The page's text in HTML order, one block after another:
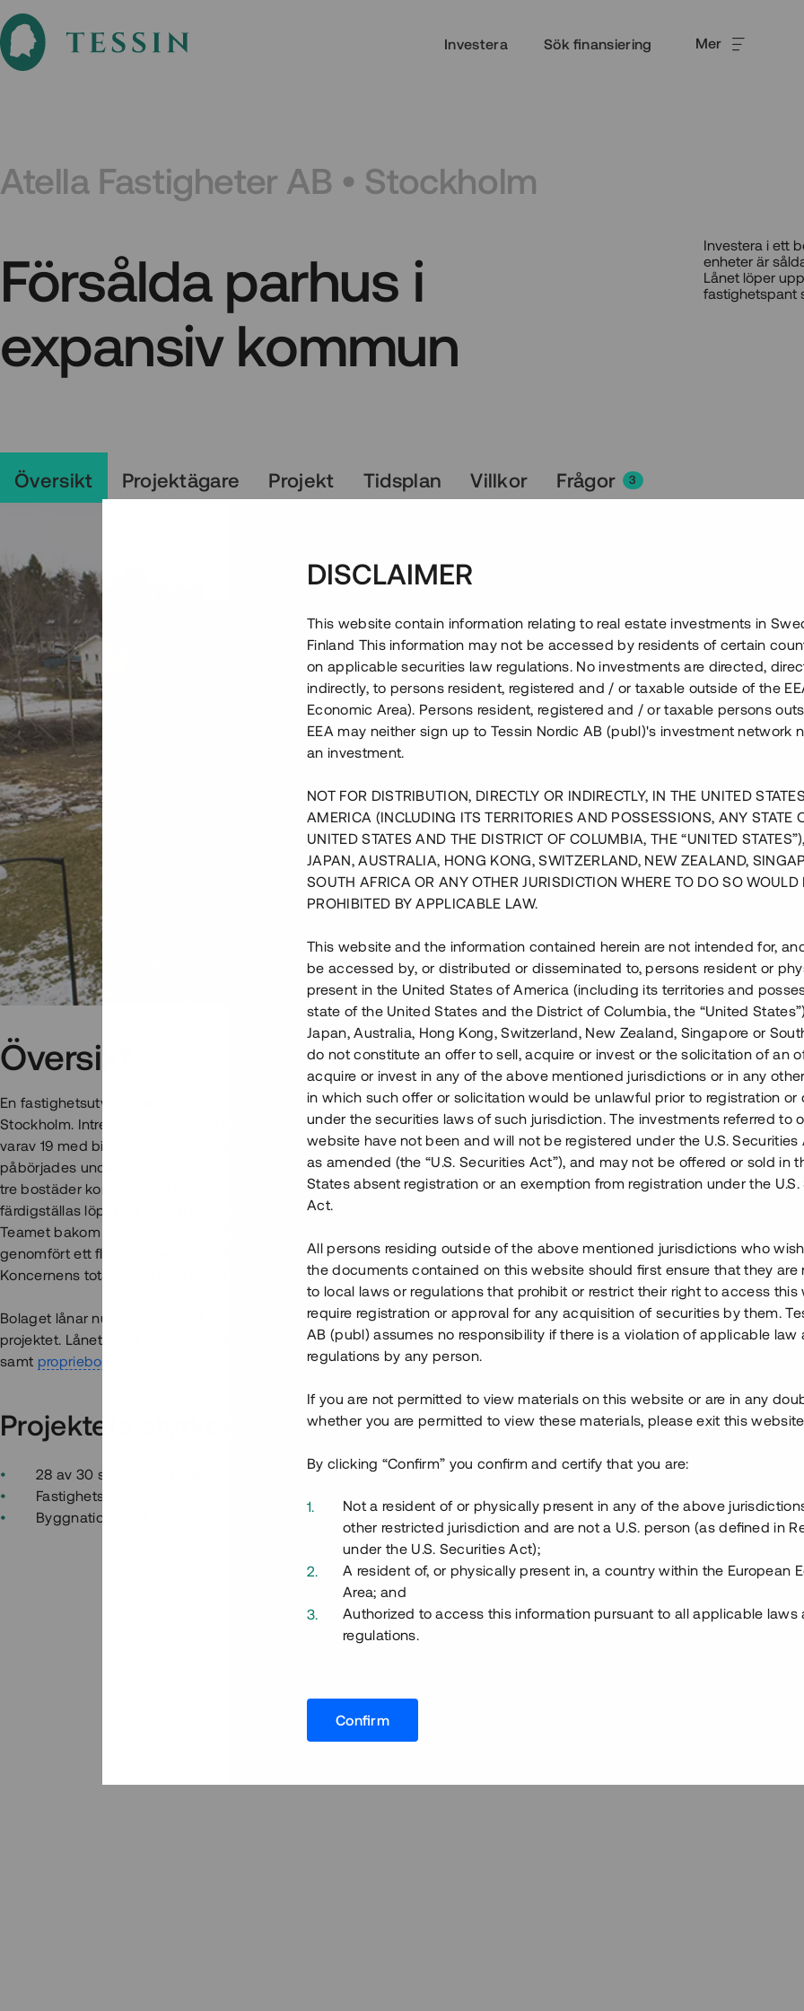
Investera Sök finansiering Mer
Atella Fastigheter AB • Stockholm
Försålda parhus i
expansiv kommun
Investera i ett
enheter är
Lånet löper
fastighetspant
Översikt Projektägare Projekt Tidsplan Villkor Frågor 3
Översikt
En fastighetsutvecklare uppför totalt 30 bostadsrätter i Huddinge strax söder om
Stockholm. Intresset för projektet har varit stort och i dagsläget är 28 av 30 enheter sålda,
varav 19 med bindande förhandsavtal samt 9 med upplåtelseavtal. Byggnationen
påbörjades under 2018 och tre bostadsrätter är klara och tillträdda av köparna. Ytterligare
tre bostäder kommer att stå inflyttningsklara under Q2 2019. Resterande enheter väntas
färdigställas löpande fram till våren 2020.
Teamet bakom bolaget har mångårig erfarenhet från fastighetsutvecklingsprojekt och har
genomfört ett flertal projekt i Stockholmsområdet, bland annat i Älvsjö och Sollentuna.
Koncernens totala tillgångar uppgick till ca 115 mkr vid utgången av 2018.
Bolaget lånar nu in 12 mkr med möjlighet till överteckning upp till 19 mkr för att delfinansiera
projektet. Lånet löper upp till 17 mån med 9 % årsränta och säkerställs medfastighetspant
samt proprieborgen
Projektets styrkor
28 av 30 sålt med bindande förhandsavtal
Fastighetspant
Byggnation pågår
DISCLAIMER
This website contain information relating to real estate investments in
Finland This information may not be accessed by residents of certain
on applicable securities law regulations. No investments are directed,
indirectly, to persons resident, registered and / or taxable outside of the
Economic Area). Persons resident, registered and / or taxable persons
EEA may neither sign up to Tessin Nordic AB (publ)'s investment network
an investment.
NOT FOR DISTRIBUTION, DIRECTLY OR INDIRECTLY, IN THE UNITED
AMERICA (INCLUDING ITS TERRITORIES AND POSSESSIONS, ANY STATE
UNITED STATES AND THE DISTRICT OF COLUMBIA, THE “UNITED
JAPAN, AUSTRALIA, HONG KONG, SWITZERLAND, NEW ZEALAND,
SOUTH AFRICA OR ANY OTHER JURISDICTION WHERE TO DO SO WOULD
PROHIBITED BY APPLICABLE LAW.
This website and the information contained herein are not intended for,
be accessed by, or distributed or disseminated to, persons resident or
present in the United States of America (including its territories and
state of the United States and the District of Columbia, the “United
Japan, Australia, Hong Kong, Switzerland, New Zealand, Singapore or
do not constitute an offer to sell, acquire or invest or the solicitation of an
acquire or invest in any of the above mentioned jurisdictions or in any
in which such offer or solicitation would be unlawful prior to registration or
under the securities laws of such jurisdiction. The investments referred to
website have not been and will not be registered under the U.S. Securities
as amended (the “U.S. Securities Act”), and may not be offered or sold in
States absent registration or an exemption from registration under the U.S.
Act.
All persons residing outside of the above mentioned jurisdictions who
the documents contained on this website should first ensure that they are
to local laws or regulations that prohibit or restrict their right to access this
require registration or approval for any acquisition of securities by them.
AB (publ) assumes no responsibility if there is a violation of applicable law
regulations by any person.
If you are not permitted to view materials on this website or are in any
whether you are permitted to view these materials, please exit this
By clicking “Confirm” you confirm and certify that you are:
Not a resident of or physically present in any of the above
other restricted jurisdiction and are not a U.S. person (as defined in
under the U.S. Securities Act);
A resident of, or physically present in, a country within the European
Area; and
Authorized to access this information pursuant to all applicable laws
regulations.
Confirm